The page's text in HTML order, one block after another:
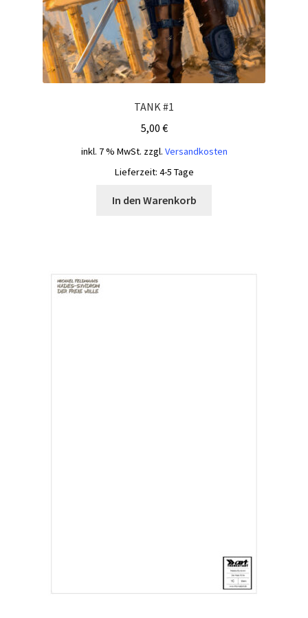
TANK #1
5,00 €
inkl. 7 % MwSt. zzgl. Versandkosten
Lieferzeit: 4-5 Tage
In den Warenkorb